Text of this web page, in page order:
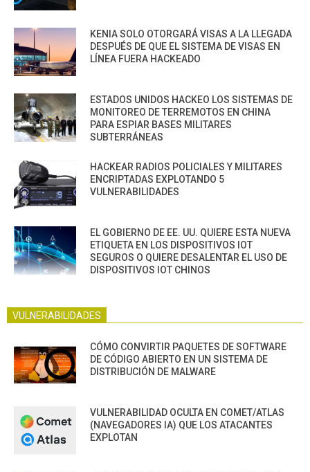
KENIA SOLO OTORGARÁ VISAS A LA LLEGADA
DESPUÉS DE QUE EL SISTEMA DE VISAS EN
LÍNEA FUERA HACKEADO
ESTADOS UNIDOS HACKEO LOS SISTEMAS DE
MONITOREO DE TERREMOTOS EN CHINA
PARA ESPIAR BASES MILITARES
SUBTERRÁNEAS
HACKEAR RADIOS POLICIALES Y MILITARES
ENCRIPTADAS EXPLOTANDO 5
VULNERABILIDADES
EL GOBIERNO DE EE. UU. QUIERE ESTA NUEVA
ETIQUETA EN LOS DISPOSITIVOS IOT
SEGUROS O QUIERE DESALENTAR EL USO DE
DISPOSITIVOS IOT CHINOS
VULNERABILIDADES
CÓMO CONVIRTIR PAQUETES DE SOFTWARE
DE CÓDIGO ABIERTO EN UN SISTEMA DE
DISTRIBUCIÓN DE MALWARE
VULNERABILIDAD OCULTA EN COMET/ATLAS
(NAVEGADORES IA) QUE LOS ATACANTES
EXPLOTAN